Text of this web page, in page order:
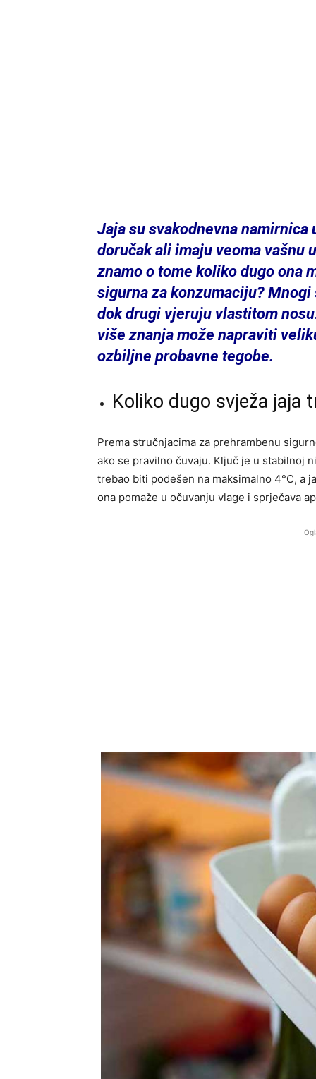
Jaja su svakodnevna
doručak ali imaju veoma vašnu
znamo o tome koliko dugo ona
sigurna za konzumaciju?
dok drugi vjeruju vlastitom
više znanja može napraviti
ozbiljne probavne tegobe.
Koliko dugo svježa jaja
Prema stručnjacima za prehrambenu
ako se pravilno čuvaju. Ključ je u stabilnoj
trebao biti podešen na maksimalno 4°C, a
ona pomaže u očuvanju vlage i sprječava